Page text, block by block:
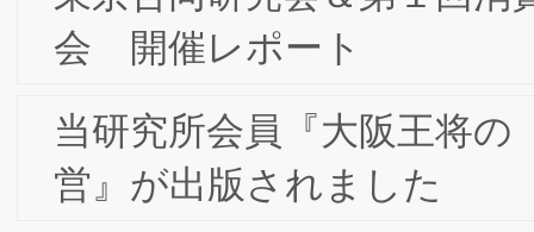
【会員限定】2022年4月 第1回第1回東阪
ランド戦略、知財問題」開催レポート
【会員限定】2022年2月 東京第19回フ
ーラム開催レポート